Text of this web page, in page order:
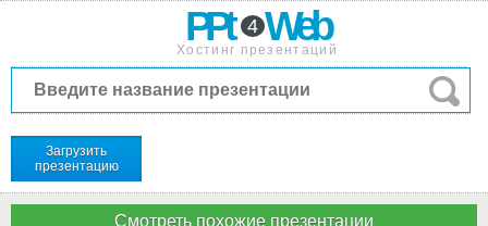
PPt 4 Web
Хостинг презентаций
Загрузить
презентацию